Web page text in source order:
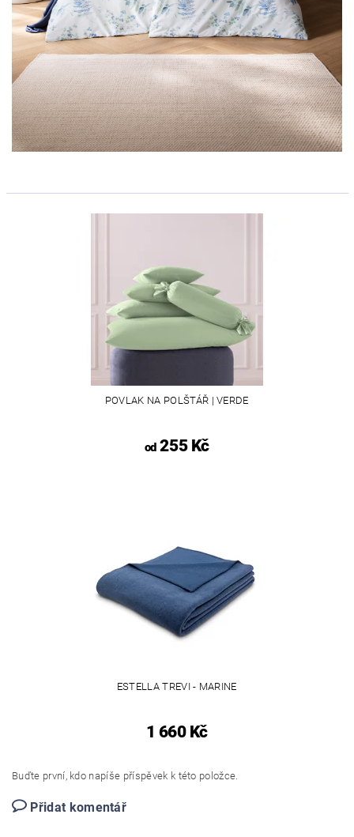
POVLAK NA POLŠTÁŘ | VERDE
od255 Kč
ESTELLA TREVI - MARINE
1 660 Kč
Buďte první, kdo napíše příspěvek k této položce.
Přidat komentář